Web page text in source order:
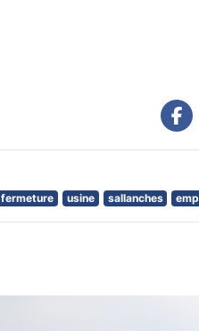
fermeture usine sallanches